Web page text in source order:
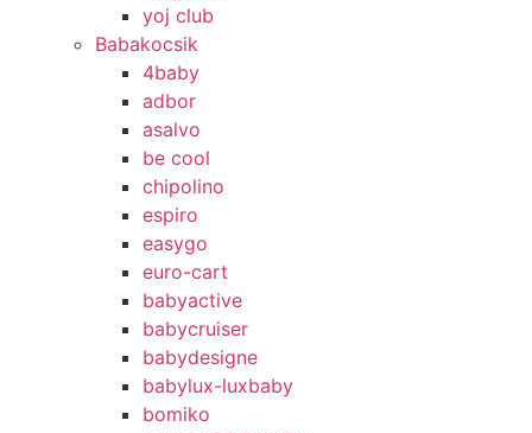
yoj club
Babakocsik
4baby
adbor
asalvo
be cool
chipolino
espiro
easygo
euro-cart
babyactive
babycruiser
babydesigne
babylux-luxbaby
bomiko